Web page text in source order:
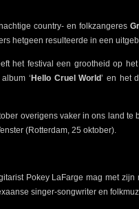
country- en folkzangeres
hetgeen resulteerde in een
het festival een grootheid op
‘ Hello Cruel World’ en het
overigens vaker in ons land te
(Rotterdam, 25 oktober).
Pokey LaFarge mag met
singer-songwriter en